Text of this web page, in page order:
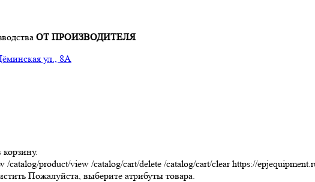
ОТ ПРОИЗВОДИТЕЛЯ
ул., 8А
/catalog/product/view /catalog/cart/delete /catalog/cart/clear https://
Пожалуйста, выберите атрибуты товара.